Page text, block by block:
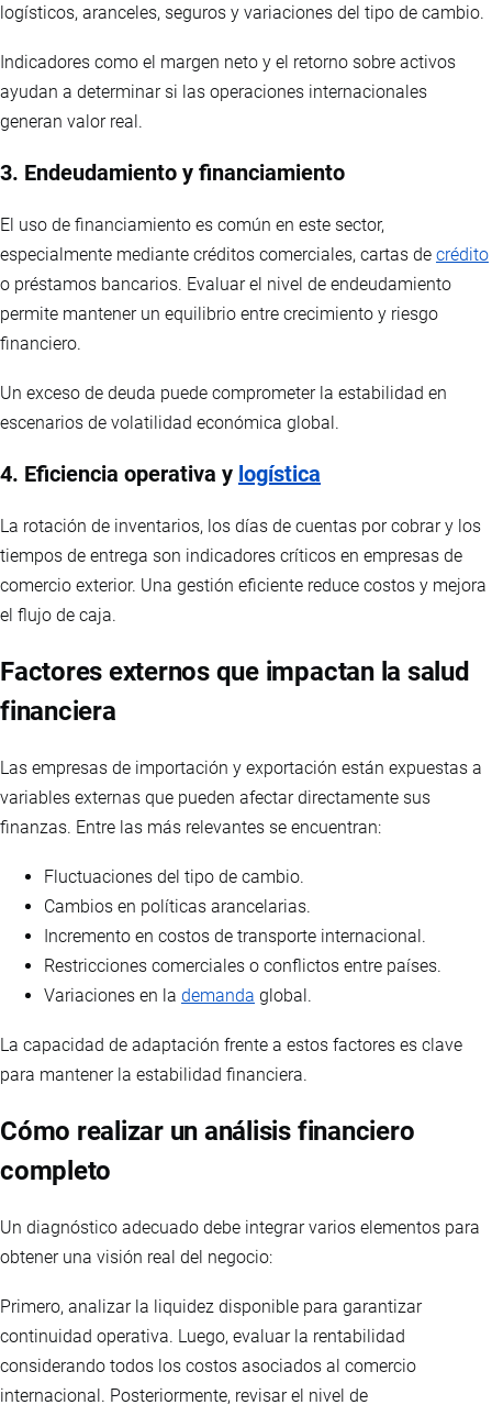
logísticos, aranceles, seguros y variaciones del tipo de cambio.
Indicadores como el margen neto y el retorno sobre activos
ayudan a determinar si las operaciones internacionales
generan valor real.
3. Endeudamiento y financiamiento
El uso de financiamiento es común en este sector,
especialmente mediante créditos comerciales, cartas de crédito
o préstamos bancarios. Evaluar el nivel de endeudamiento
permite mantener un equilibrio entre crecimiento y riesgo
financiero.
Un exceso de deuda puede comprometer la estabilidad en
escenarios de volatilidad económica global.
4. Eficiencia operativa y logística
La rotación de inventarios, los días de cuentas por cobrar y los
tiempos de entrega son indicadores críticos en empresas de
comercio exterior. Una gestión eficiente reduce costos y mejora
el flujo de caja.
Factores externos que impactan la salud
financiera
Las empresas de importación y exportación están expuestas a
variables externas que pueden afectar directamente sus
finanzas. Entre las más relevantes se encuentran:
Fluctuaciones del tipo de cambio.
Cambios en políticas arancelarias.
Incremento en costos de transporte internacional.
Restricciones comerciales o conflictos entre países.
Variaciones en la demanda global.
La capacidad de adaptación frente a estos factores es clave
para mantener la estabilidad financiera.
Cómo realizar un análisis financiero
completo
Un diagnóstico adecuado debe integrar varios elementos para
obtener una visión real del negocio:
Primero, analizar la liquidez disponible para garantizar
continuidad operativa. Luego, evaluar la rentabilidad
considerando todos los costos asociados al comercio
internacional. Posteriormente, revisar el nivel de